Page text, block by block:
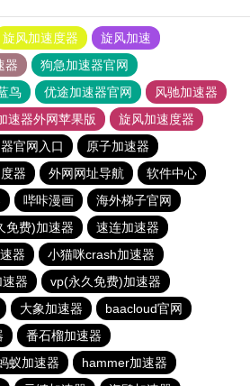
旋风加速度器
旋风加速
器
狗急加速器官网
鸟 优途加速器官网
风驰加速器
速器外网苹果版
旋风加速度器
官网入口
原子加速器
器 外网网址导航
软件中心
哔咔漫画
海外梯子官网
免费)加速器
速连加速器
器
小猫咪crash加速器
器
vp(永久免费)加速器
大象加速器
baacloud官网
番石榴加速器
蚁加速器
hammer加速器